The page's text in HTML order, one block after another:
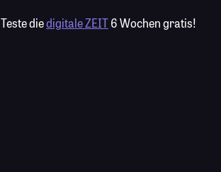
Teste diedigitale ZEIT6 Wochen gratis!